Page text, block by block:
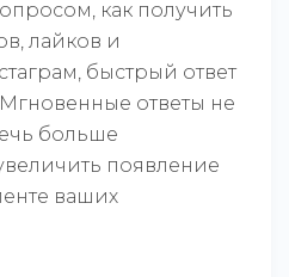
как получить
лайков и
быстрый ответ
ответы не
больше
появление
ваших